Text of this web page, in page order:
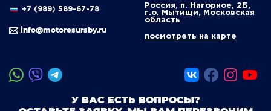
+7 (989) 589-67-78
info@motoresursby.ru
Россия, п. Нагорное, 2Б,
г.о. Мытищи, Московская
область
посмотреть на карте
У ВАС ЕСТЬ ВОПРОСЫ?